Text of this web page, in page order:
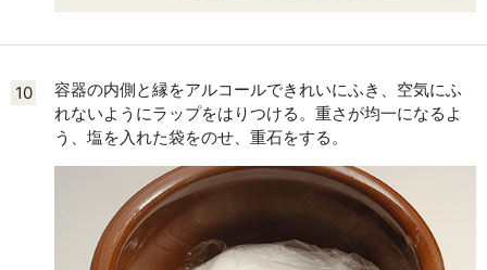
10
容器の内側と縁をアルコールできれいにふき、空気にふ
れないようにラップをはりつける。重さが均一になるよ
う、塩を入れた袋をのせ、重石をする。